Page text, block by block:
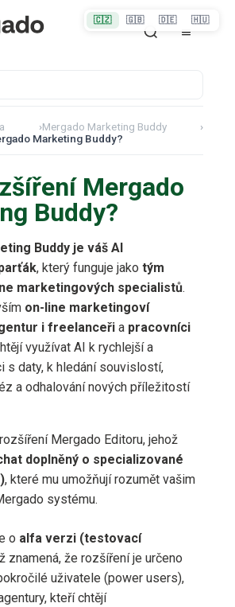
›Mergado Marketing Buddy
›
Marketing Buddy?
Mergado
Buddy?
Buddy je váš AI
, který funguje jako tým
marketingových specialistů.
on-line marketingoví
i freelanceři a pracovníci
využívat AI k rychlejší a
s daty, k hledání souvislostí,
a odhalování nových příležitostí
Mergado Editoru, jehož
doplněný o specializované
, které mu umožňují rozumět vašim
systému.
o alfa verzi (testovací
znamená, že rozšíření je určeno
uživatele (power users),
kteří chtějí
🇨🇿 🇬🇧 🇩🇪 🇭🇺